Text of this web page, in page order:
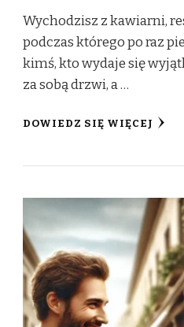
Wychodzisz z kawiarni,
podczas którego po raz
kimś, kto wydaje się
za sobą drzwi, a …
DOWIEDZ SIĘ WIĘCEJ